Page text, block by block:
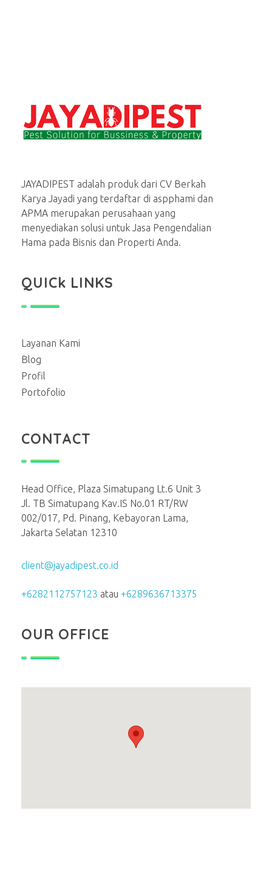
JAYADIPEST adalah produk dari CV Berkah
Karya Jayadi yang terdaftar di aspphami dan
APMA merupakan perusahaan yang
menyediakan solusi untuk Jasa Pengendalian
Hama pada Bisnis dan Properti Anda.
QUICk LINKS
Layanan Kami
Blog
Profil
Portofolio
CONTACT
Head Office, Plaza Simatupang Lt.6 Unit 3
Jl. TB Simatupang Kav.IS No.01 RT/RW
002/017, Pd. Pinang, Kebayoran Lama,
Jakarta Selatan 12310
client@jayadipest.co.id
+6282112757123 atau +6289636713375
OUR OFFICE